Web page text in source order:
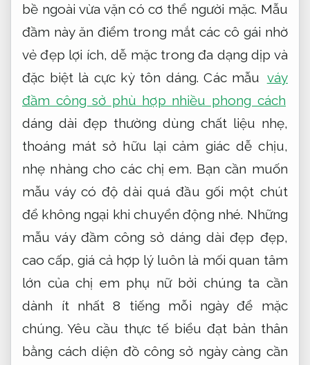
bề ngoài vừa vặn có cơ thể người mặc. Mẫu
đầm này ăn điểm trong mắt các cô gái nhờ
vẻ đẹp lợi ích, dễ mặc trong đa dạng dịp và
đặc biệt là cực kỳ tôn dáng. Các mẫu váy
đầm công sở phù hợp nhiều phong cách
dáng dài đẹp thường dùng chất liệu nhẹ,
thoáng mát sở hữu lại cảm giác dễ chịu,
nhẹ nhàng cho các chị em. Bạn cần muốn
mẫu váy có độ dài quá đầu gối một chút
để không ngại khi chuyển động nhé. Những
mẫu váy đầm công sở dáng dài đẹp đẹp,
cao cấp, giá cả hợp lý luôn là mối quan tâm
lớn của chị em phụ nữ bởi chúng ta cần
dành ít nhất 8 tiếng mỗi ngày để mặc
chúng. Yêu cầu thực tế biểu đạt bản thân
bằng cách diện đồ công sở ngày càng cần